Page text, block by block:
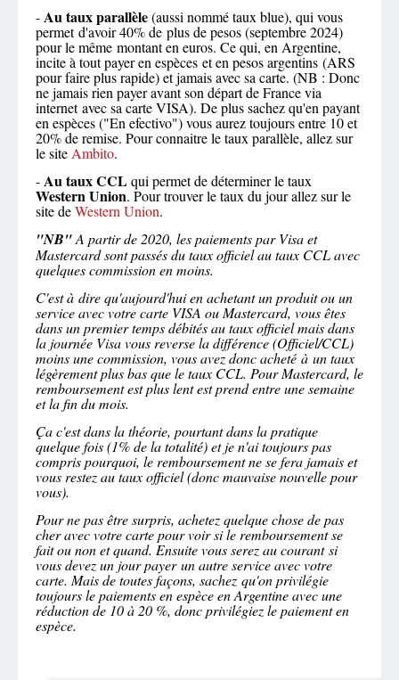
-Au taux parallèle(aussi nommé taux blue), qui vous
permet d'avoir 40% de plus de pesos (septembre 2024)
pour le même montant en euros. Ce qui, en Argentine,
incite à tout payer en espèces et en pesos argentins (ARS
pour faire plus rapide) et jamais avec sa carte. (NB : Donc
ne jamais rien payer avant son départ de France via
internet avec sa carte VISA). De plus sachez qu'en payant
en espèces ("En efectivo") vous aurez toujours entre 10 et
20% de remise. Pour connaitre le taux parallèle, allez sur
le siteAmbito.
-Au taux CCLqui permet de déterminer le taux
Western Union. Pour trouver le taux du jour allez sur le
site deWestern Union.
"NB"A partir de 2020, les paiements par Visa et
Mastercard sont passés du taux officiel au taux CCL avec
quelques commission en moins.
C'est à dire qu'aujourd'hui en achetant un produit ou un
service avec votre carte VISA ou Mastercard, vous êtes
dans un premier temps débités au taux officiel mais dans
la journée Visa vous reverse la différence (Officiel/CCL)
moins une commission, vous avez donc acheté à un taux
légèrement plus bas que le taux CCL. Pour Mastercard, le
remboursement est plus lent est prend entre une semaine
et la fin du mois.
Ça c'est dans la théorie, pourtant dans la pratique
quelque fois (1% de la totalité) et je n'ai toujours pas
compris pourquoi, le remboursement ne se fera jamais et
vous restez au taux officiel (donc mauvaise nouvelle pour
vous).
Pour ne pas être surpris, achetez quelque chose de pas
cher avec votre carte pour voir si le remboursement se
fait ou non et quand. Ensuite vous serez au courant si
vous devez un jour payer un autre service avec votre
carte. Mais de toutes façons, sachez qu'on privilégie
toujours le paiements en espèce en Argentine avec une
réduction de 10 à 20 %, donc privilégiez le paiement en
espèce.